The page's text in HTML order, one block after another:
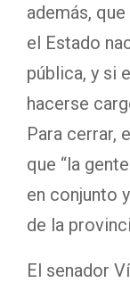
además,
el Estado
pública, y si
hacerse
Para cerrar,
que “la
en conjunto
de la
El senador